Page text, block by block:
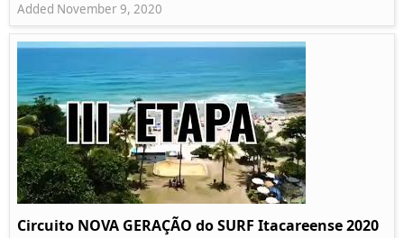
Added November 9, 2020
Circuito NOVA GERAÇÃO do SURF Itacareense 2020